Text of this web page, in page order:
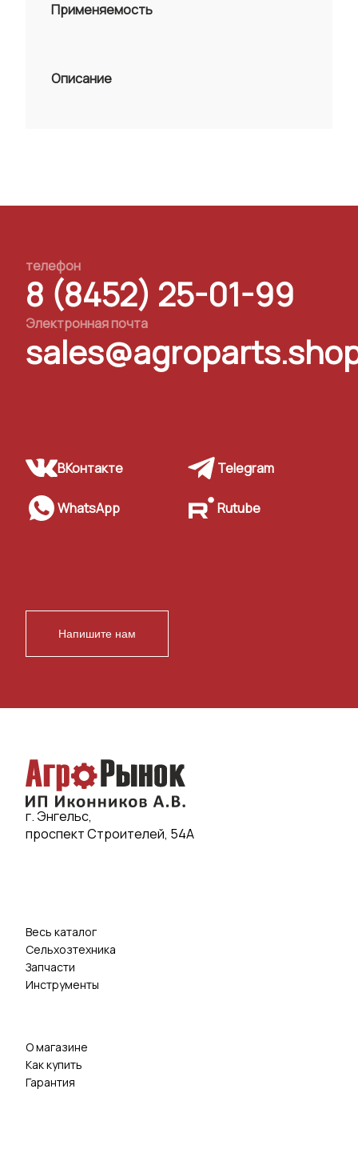
Применяемость
Описание
телефон
8 (8452) 25-01-99
Электронная почта
ВКонтакте Telegram
WhatsApp Rutube
Напишите нам
г. Энгельс,
проспект Строителей, 54А
Весь каталог
Сельхозтехника
Запчасти
Инструменты
О магазине
Как купить
Гарантия